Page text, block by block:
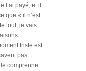
l’ai payé, et il
que « il n’est
tout, je vais
triste est
pas
comprenne